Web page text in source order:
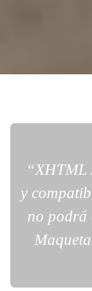
“XHTML
y
no podrá